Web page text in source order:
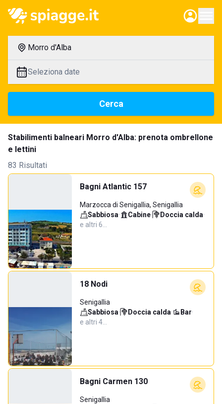
Morro d'Alba
Seleziona date
Cerca
Stabilimenti balneari Morro d'Alba: prenota ombrellone
e lettini
83 Risultati
Bagni Atlantic 157
Marzocca di Senigallia, Senigallia
Sabbiosa· Cabine· Doccia calda·
e altri 6…
18 Nodi
Senigallia
Sabbiosa· Doccia calda· Bar·
e altri 4…
Bagni Carmen 130
Senigallia